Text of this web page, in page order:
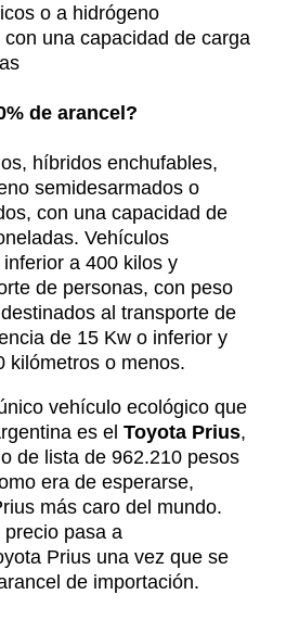
o a hidrógeno
una capacidad de carga
de arancel?
híbridos enchufables,
semidesarmados o
con una capacidad de
Vehículos
a 400 kilos y
de personas, con peso
al transporte de
de 15 Kw o inferior y
kilómetros o menos.
vehículo ecológico que
es el Toyota Prius,
de lista de 962.210 pesos
era de esperarse,
más caro del mundo.
pasa a
Prius una vez que se
de importación.